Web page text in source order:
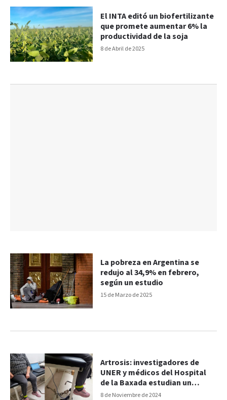
8 de Abril de 2025
El INTA editó un biofertilizante
que promete aumentar 6% la
productividad de la soja
15 de Marzo de 2025
La pobreza en Argentina se
redujo al 34,9% en febrero,
según un estudio
8 de Noviembre de 2024
Artrosis: investigadores de
UNER y médicos del Hospital
de la Baxada estudian un
tratamiento